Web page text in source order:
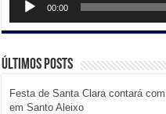
00:00
Últimos posts
Festa de Santa Clara contará
em Santo Aleixo